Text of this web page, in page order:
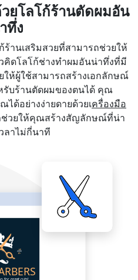
ยโลโก้ร้านตัดผมอัน
ทึ่ง
ร้านเสริมสวยที่สามารถช่วยให้
คิดโลโก้ช่างทำผมอันน่าทึ่งที่มี
ห้ผู้ใช้สามารถสร้างเอกลักษณ์
รับร้านตัดผมของตนได้ คุณ
ด้อย่างง่ายดายด้วยเครื่องมือ
กช่วยให้คุณสร้างสัญลักษณ์ที่น่า
ลาไม่กี่นาที